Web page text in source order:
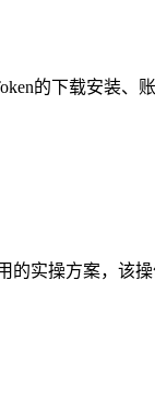
的下载安装、
的实操方案，该